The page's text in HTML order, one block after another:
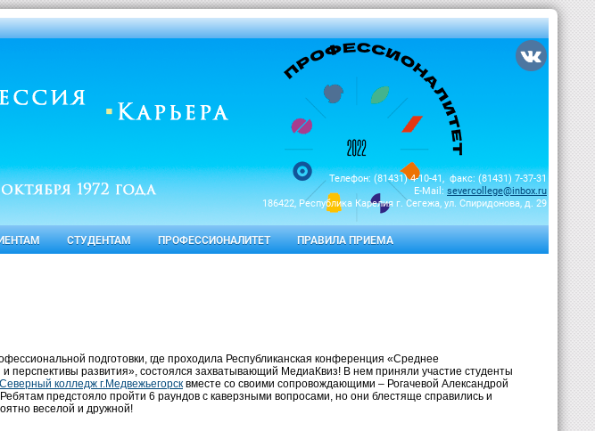
Телефон: (81431) 4-10-41, факс: (81431) 7-37-31
E-Mail: severcollege@inbox.ru
186422, Республика Карелия г. Сегежа, ул. Спиридонова, д. 29
СТУДЕНТАМ ПРОФЕССИОНАЛИТЕТ ПРАВИЛА ПРИЕМА
подготовки, где проходила Республиканская конференция «Среднее
перспективы развития», состоялся захватывающий МедиаКвиз! В нем приняли участие студенты
колледж г.Медвежьегорск вместе со своими сопровождающими – Рогачевой Александрой
предстояло пройти 6 раундов с каверзными вопросами, но они блестяще справились и
веселой и дружной!